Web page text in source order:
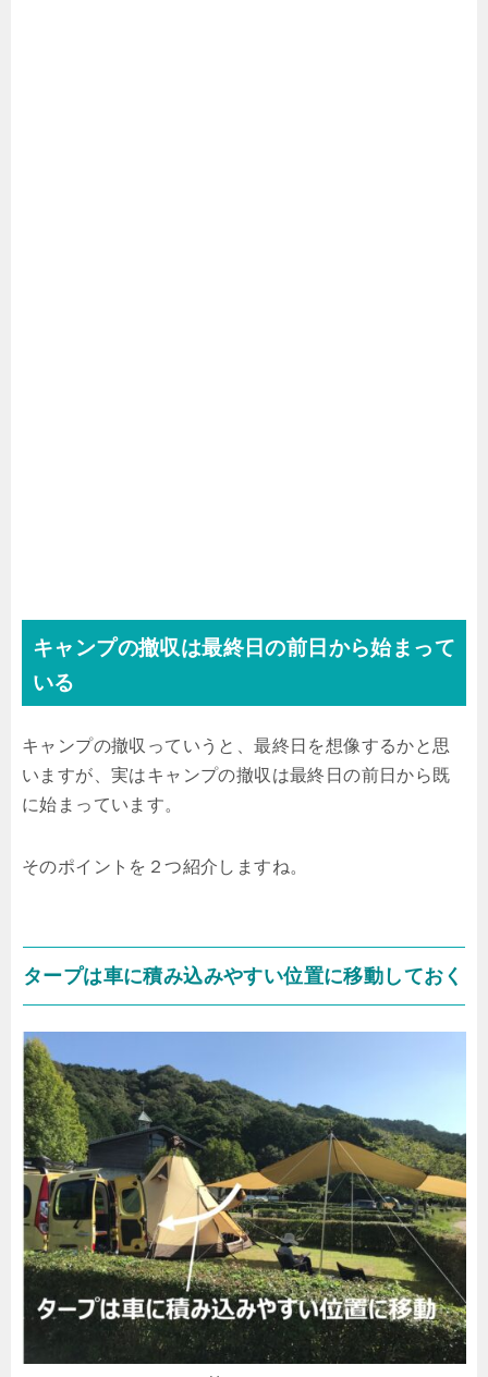
キャンプの撤収は最終日の前日から始まって
いる
キャンプの撤収っていうと、最終日を想像するかと思
いますが、実はキャンプの撤収は最終日の前日から既
に始まっています。
そのポイントを２つ紹介しますね。
タープは車に積み込みやすい位置に移動しておく